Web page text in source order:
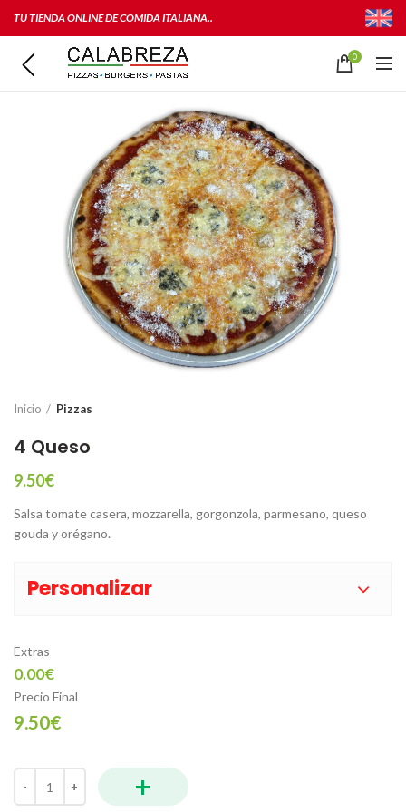
TU TIENDA ONLINE DE COMIDA ITALIANA..
0
Inicio Pizzas
4 Queso
9.50€
Salsa tomate casera, mozzarella, gorgonzola, parmesano, queso
gouda y orégano.
Personalizar
Extras
0.00€
Precio Final
9.50€
4 Queso cantidad +